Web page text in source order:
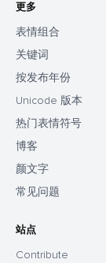
更多
表情组合
关键词
按发布年份
Unicode 版本
热门表情符号
博客
颜文字
常见问题
站点
Contribute